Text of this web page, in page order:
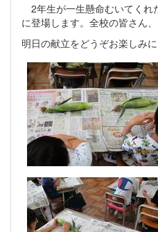
2年生が一生懸命むいてくれ
に登場します。全校の皆さん、
明日の献立をどうぞお楽しみに